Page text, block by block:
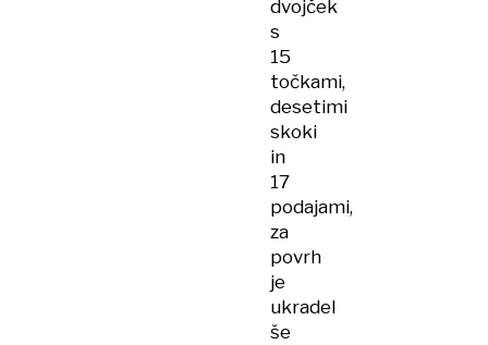
dvojček
s
15
točkami,
desetimi
skoki
in
17
podajami,
za
povrh
je
ukradel
še